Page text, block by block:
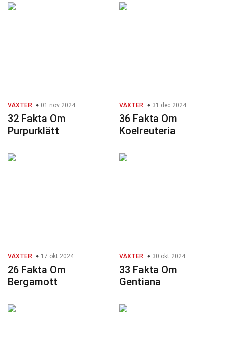
VÄXTER 01 nov 2024
32 Fakta Om
Purpurklätt
VÄXTER 31 dec 2024
36 Fakta Om
Koelreuteria
VÄXTER 17 okt 2024
26 Fakta Om
Bergamott
VÄXTER 30 okt 2024
33 Fakta Om
Gentiana